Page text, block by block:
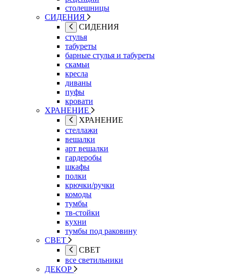
столешницы
СИДЕНИЯ
СИДЕНИЯ
стулья
табуреты
барные стулья и табуреты
скамьи
кресла
диваны
пуфы
кровати
ХРАНЕНИЕ
ХРАНЕНИЕ
стеллажи
вешалки
арт вешалки
гардеробы
шкафы
полки
крючки/ручки
комоды
тумбы
тв-стойки
кухни
тумбы под раковину
СВЕТ
СВЕТ
все светильники
ДЕКОР